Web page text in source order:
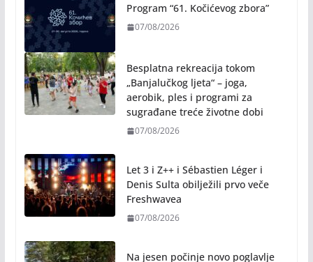
Program “61. Kočićevog zbora”
07/08/2026
Besplatna rekreacija tokom
„Banjalučkog ljeta“ – joga,
aerobik, ples i programi za
sugrađane treće životne dobi
07/08/2026
Let 3 i Z++ i Sébastien Léger i
Denis Sulta obilježili prvo veče
Freshwavea
07/08/2026
Na jesen počinje novo poglavlje